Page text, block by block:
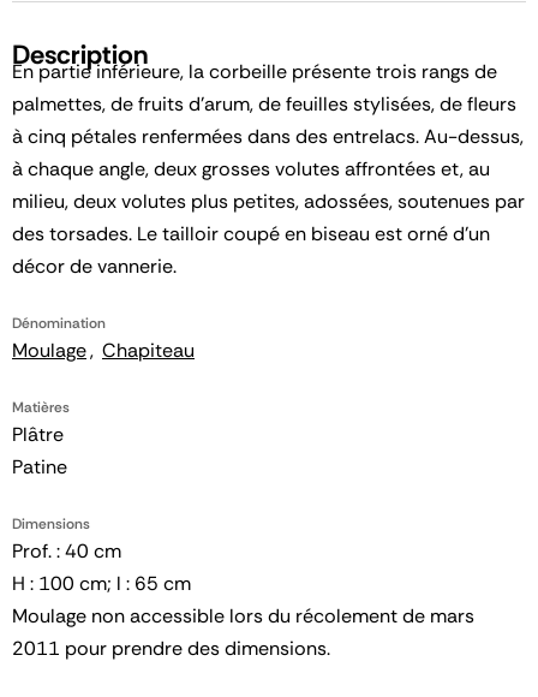
Description
En partie inférieure, la corbeille présente trois rangs de
palmettes, de fruits d'arum, de feuilles stylisées, de fleurs
à cinq pétales renfermées dans des entrelacs. Au-dessus,
à chaque angle, deux grosses volutes affrontées et, au
milieu, deux volutes plus petites, adossées, soutenues par
des torsades. Le tailloir coupé en biseau est orné d'un
décor de vannerie.
Dénomination
Moulage Chapiteau
Matières
Plâtre
Patine
Dimensions
Prof. : 40 cm
H : 100 cm; l : 65 cm
Moulage non accessible lors du récolement de mars
2011 pour prendre des dimensions.